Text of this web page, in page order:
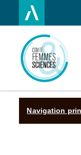
contenu
principal
Navigation